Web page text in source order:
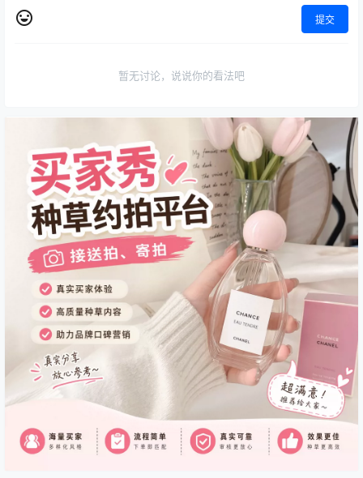
提交
暂无讨论，说说你的看法吧